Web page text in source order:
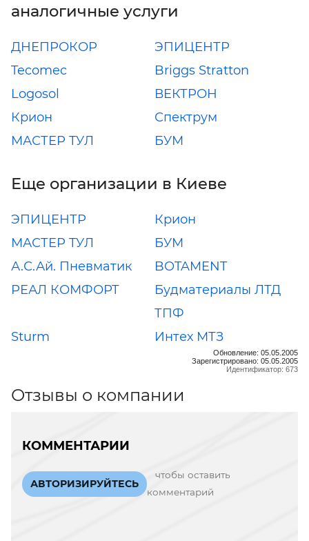
аналогичные услуги
ДНЕПРОКОР
ЭПИЦЕНТР
Tecomec
Briggs Stratton
Logosol
ВЕКТРОН
Крион
Спектрум
МАСТЕР ТУЛ
БУМ
Еще организации в Киеве
ЭПИЦЕНТР
Крион
МАСТЕР ТУЛ
БУМ
А.С.Ай. Пневматик
BOTAMENT
РЕАЛ КОМФОРТ
Будматериалы ЛТД
ТПФ
Sturm
Интех МТЗ
Обновление: 05.05.2005
Зарегистрировано: 05.05.2005
Идентификатор: 673
Отзывы о компании
КОММЕНТАРИИ
АВТОРИЗИРУЙТЕСЬ
чтобы оставить
комментарий